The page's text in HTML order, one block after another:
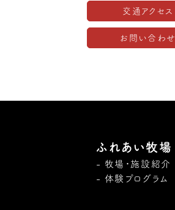
交通アクセス
お問い合わせ
ふれあい牧場
牧場・施設紹介
体験プログラム